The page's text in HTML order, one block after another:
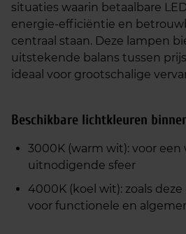
situaties waarin betaalbare
energie‑efficiëntie en
centraal staan. Deze lampen
uitstekende balans tussen
ideaal voor grootschalige
Beschikbare lichtkleuren
3000K (warm wit): voor een
uitnodigende sfeer
4000K (koel wit): zoals
voor functionele en